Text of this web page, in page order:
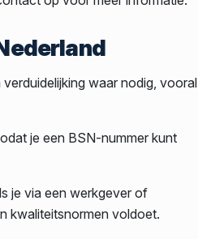
waar nodig, vooral
je een BSN-nummer kunt
je via een werkgever of
kwaliteitsnormen voldoet.